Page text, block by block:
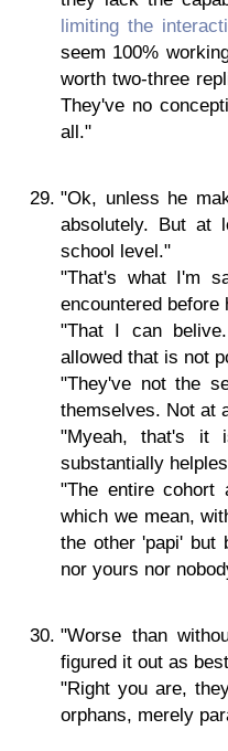
limiting the
seem 100%
worth two-three
They've no
all."
"Ok, unless he
absolutely. But at
school level."
"That's what I'm
encountered before
"That I can
allowed that is not
"They've not the
themselves. Not at
"Myeah, that's it
substantially
"The entire cohort
which we mean,
the other 'papi' but
nor yours nor
"Worse than
figured it out as
"Right you are,
orphans, merely